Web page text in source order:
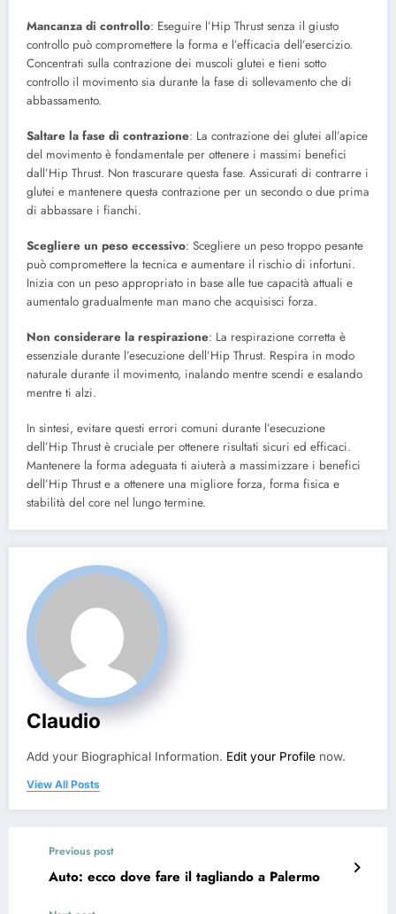
Mancanza di controllo: Eseguire l’Hip Thrust senza il giusto
controllo può compromettere la forma e l’efficacia dell’esercizio.
Concentrati sulla contrazione dei muscoli glutei e tieni sotto
controllo il movimento sia durante la fase di sollevamento che di
abbassamento.
Saltare la fase di contrazione: La contrazione dei glutei all’apice
del movimento è fondamentale per ottenere i massimi benefici
dall’Hip Thrust. Non trascurare questa fase. Assicurati di contrarre i
glutei e mantenere questa contrazione per un secondo o due prima
di abbassare i fianchi.
Scegliere un peso eccessivo: Scegliere un peso troppo pesante
può compromettere la tecnica e aumentare il rischio di infortuni.
Inizia con un peso appropriato in base alle tue capacità attuali e
aumentalo gradualmente man mano che acquisisci forza.
Non considerare la respirazione: La respirazione corretta è
essenziale durante l’esecuzione dell’Hip Thrust. Respira in modo
naturale durante il movimento, inalando mentre scendi e esalando
mentre ti alzi.
In sintesi, evitare questi errori comuni durante l’esecuzione
dell’Hip Thrust è cruciale per ottenere risultati sicuri ed efficaci.
Mantenere la forma adeguata ti aiuterà a massimizzare i benefici
dell’Hip Thrust e a ottenere una migliore forza, forma fisica e
stabilità del core nel lungo termine.
Claudio
Add your Biographical Information. Edit your Profile now.
View All Posts
Previous post
Auto: ecco dove fare il tagliando a Palermo